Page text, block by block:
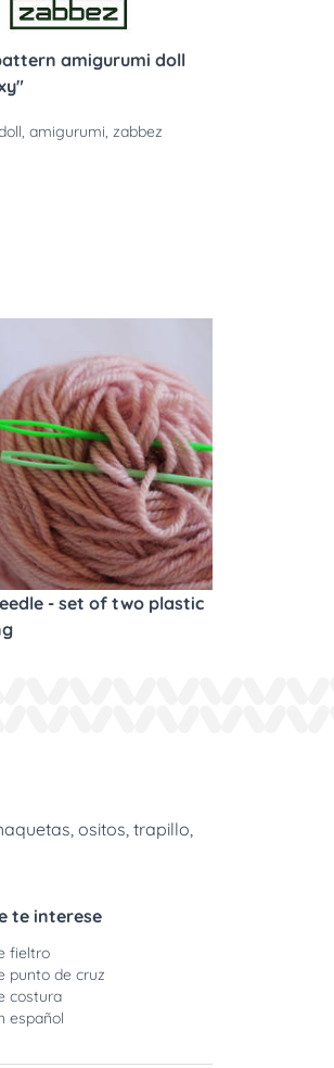
amigurumi doll
, amigurumi, zabbez
- set of two plastic
ositos, trapillo,
te interese
fieltro
punto de cruz
costura
español